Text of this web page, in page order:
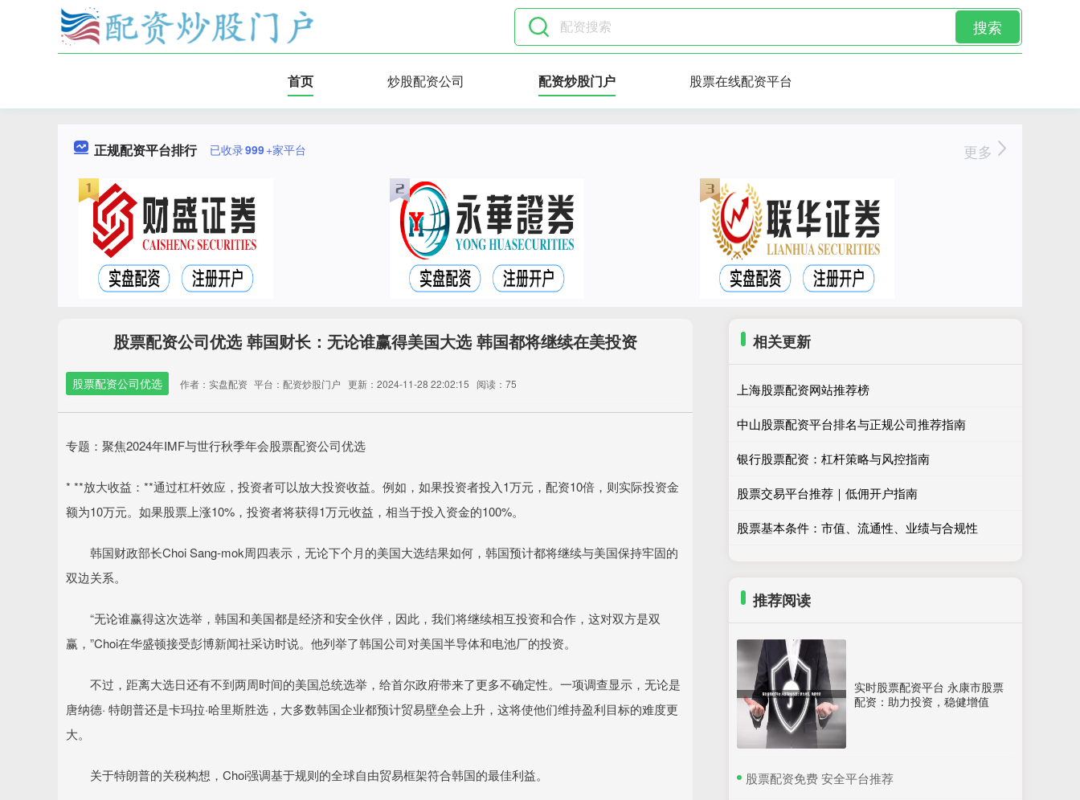
搜索
首页 炒股配资公司 配资炒股门户 股票在线配资平台
正规配资平台排行 已收录999+家平台 更多
股票配资公司优选 韩国财长：无论谁赢得美国大选 韩国都将继续在美投资
股票配资公司优选 作者：实盘配资 平台：配资炒股门户 更新：2024-11-28 22:02:15 阅读：75
专题：聚焦2024年IMF与世行秋季年会股票配资公司优选
* **放大收益：**通过杠杆效应，投资者可以放大投资收益。例如，如果投资者投入1万元，配资10倍，则实际投资金
额为10万元。如果股票上涨10%，投资者将获得1万元收益，相当于投入资金的100%。
韩国财政部长Choi Sang-mok周四表示，无论下个月的美国大选结果如何，韩国预计都将继续与美国保持牢固的
双边关系。
“无论谁赢得这次选举，韩国和美国都是经济和安全伙伴，因此，我们将继续相互投资和合作，这对双方是双
赢，”Choi在华盛顿接受彭博新闻社采访时说。他列举了韩国公司对美国半导体和电池厂的投资。
不过，距离大选日还有不到两周时间的美国总统选举，给首尔政府带来了更多不确定性。一项调查显示，无论是
唐纳德· 特朗普还是卡玛拉·哈里斯胜选，大多数韩国企业都预计贸易壁垒会上升，这将使他们维持盈利目标的难度更
大。
关于特朗普的关税构想，Choi强调基于规则的全球自由贸易框架符合韩国的最佳利益。
相关更新
上海股票配资网站推荐榜
中山股票配资平台排名与正规公司推荐指南
银行股票配资：杠杆策略与风控指南
股票交易平台推荐｜低佣开户指南
股票基本条件：市值、流通性、业绩与合规性
推荐阅读
实时股票配资平台 永康市股票
配资：助力投资，稳健增值
​股票配资免费 安全平台推荐